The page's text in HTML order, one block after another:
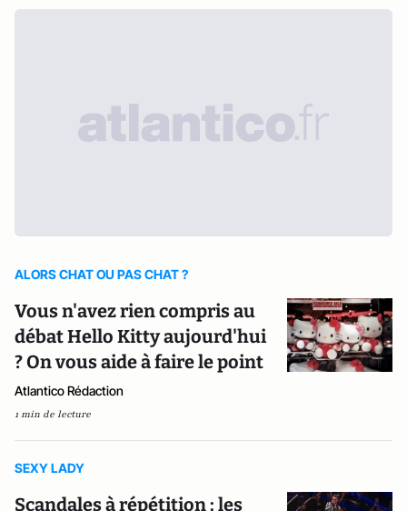
ALORS CHAT OU PAS CHAT ?
Vous n'avez rien compris au
débat Hello Kitty aujourd'hui
? On vous aide à faire le point
Atlantico Rédaction
1 min de lecture
SEXY LADY
Scandales à répétition : les